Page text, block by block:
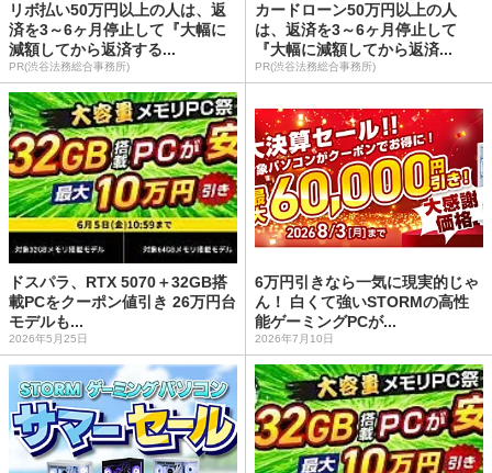
リボ払い50万円以上の人は、返
済を3～6ヶ月停止して『大幅に
減額してから返済する...
PR(渋谷法務総合事務所)
カードローン50万円以上の人
は、返済を3～6ヶ月停止して
『大幅に減額してから返済...
PR(渋谷法務総合事務所)
ドスパラ、RTX 5070＋32GB搭
載PCをクーポン値引き 26万円台
モデルも...
2026年5月25日
6万円引きなら一気に現実的じゃ
ん！ 白くて強いSTORMの高性
能ゲーミングPCが...
2026年7月10日